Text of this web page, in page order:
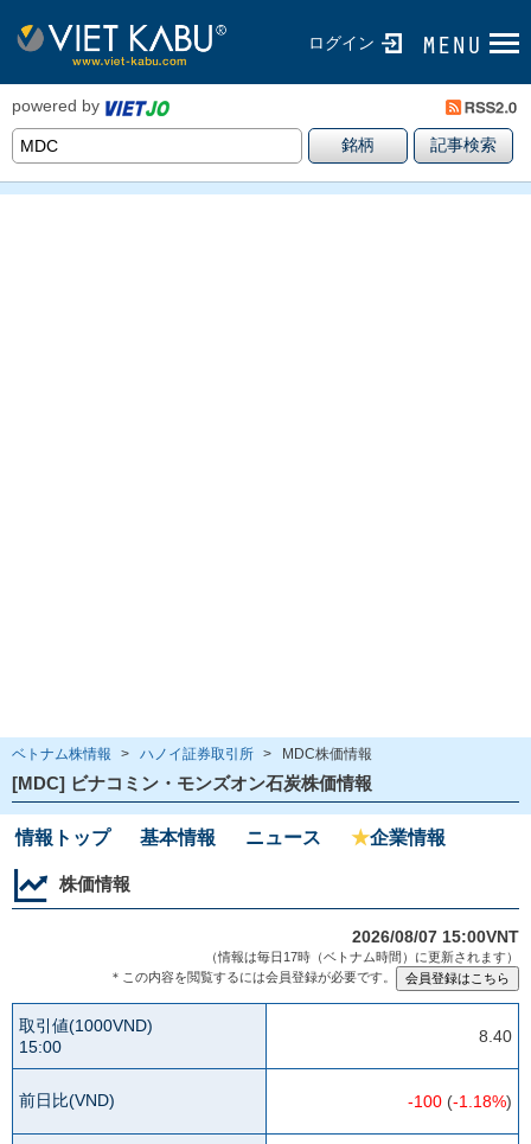
ログイン
powered by
ベトナム株情報 > ハノイ証券取引所 > MDC株価情報
[MDC] ビナコミン・モンズオン石炭株価情報
情報トップ 基本情報 ニュース ★企業情報
株価情報
2026/08/07 15:00VNT
（情報は毎日17時（ベトナム時間）に更新されます）
＊この内容を閲覧するには会員登録が必要です。
取引値(1000VND)
15:00
8.40
前日比(VND) -100 (-1.18%)